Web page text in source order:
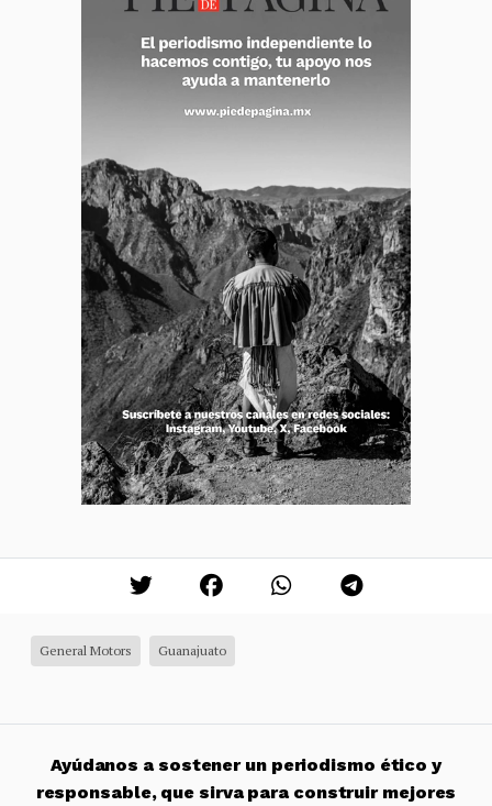
General Motors Guanajuato
Ayúdanos a sostener un periodismo ético y
responsable, que sirva para construir mejores